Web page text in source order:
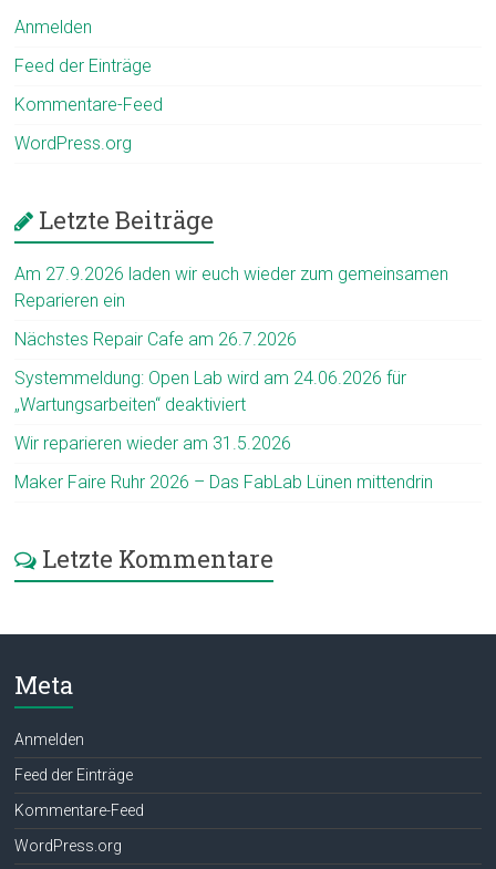
Anmelden
Feed der Einträge
Kommentare-Feed
WordPress.org
Letzte Beiträge
Am 27.9.2026 laden wir euch wieder zum gemeinsamen
Reparieren ein
Nächstes Repair Cafe am 26.7.2026
Systemmeldung: Open Lab wird am 24.06.2026 für
„Wartungsarbeiten“ deaktiviert
Wir reparieren wieder am 31.5.2026
Maker Faire Ruhr 2026 – Das FabLab Lünen mittendrin
Letzte Kommentare
Meta
Anmelden
Feed der Einträge
Kommentare-Feed
WordPress.org